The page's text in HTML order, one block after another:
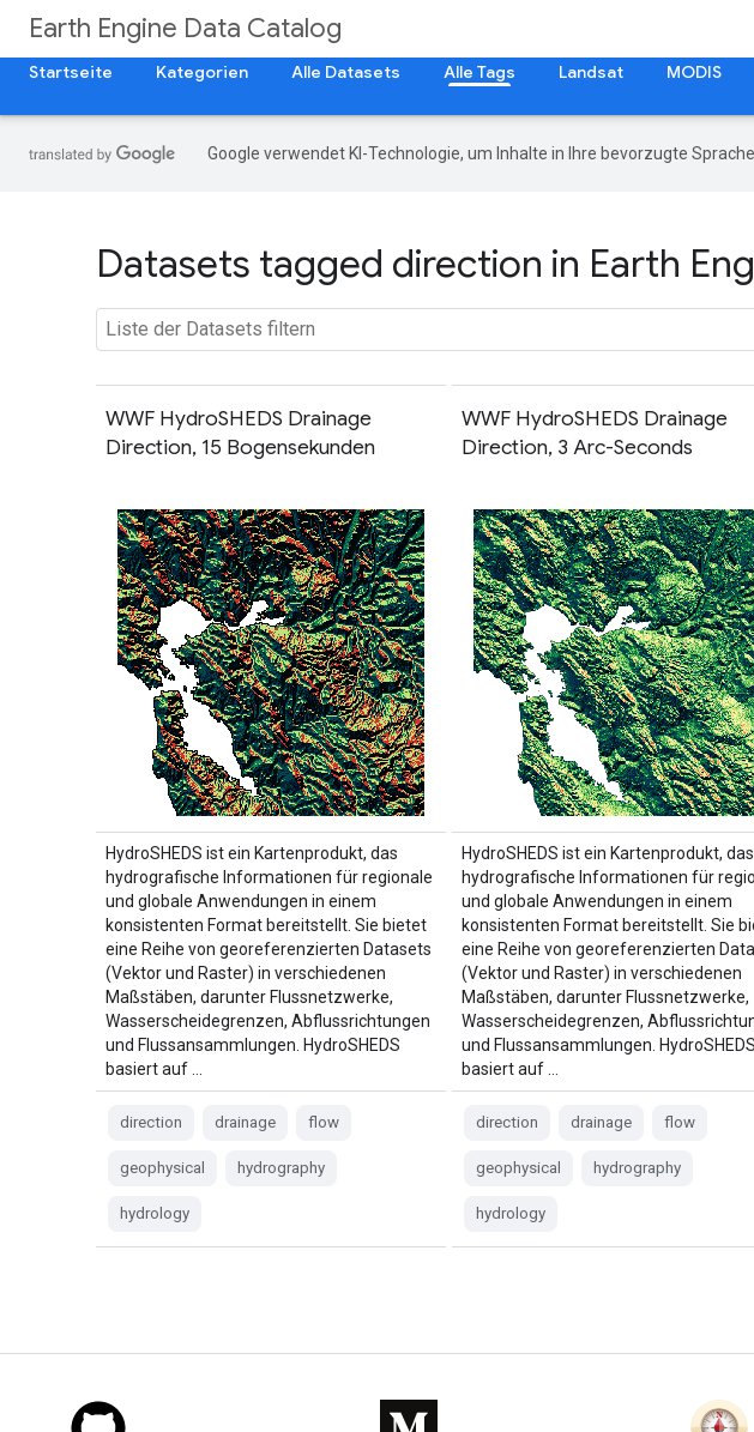
Earth Engine Data Catalog
Startseite
Kategorien Alle Datasets Alle Tags Landsat MODIS
Google verwendet KI-Technologie, um Inhalte in Ihre bevorzugte
Datasets tagged direction in Earth
WWF HydroSHEDS Drainage
Direction, 15 Bogensekunden
HydroSHEDS ist ein Kartenprodukt, das
hydrografische Informationen für regionale
und globale Anwendungen in einem
konsistenten Format bereitstellt. Sie bietet
eine Reihe von georeferenzierten Datasets
(Vektor und Raster) in verschiedenen
Maßstäben, darunter Flussnetzwerke,
Wasserscheidegrenzen, Abflussrichtungen
und Flussansammlungen. HydroSHEDS
basiert auf …
direction drainage flow
geophysical hydrography
hydrology
WWF HydroSHEDS Drainage
Direction, 3 Arc-Seconds
HydroSHEDS ist ein Kartenprodukt, das
hydrografische Informationen für
und globale Anwendungen in einem
konsistenten Format bereitstellt. Sie
eine Reihe von georeferenzierten
(Vektor und Raster) in verschiedenen
Maßstäben, darunter Flussnetzwerke,
Wasserscheidegrenzen,
und Flussansammlungen. HydroSHEDS
basiert auf …
direction drainage flow
geophysical hydrography
hydrology